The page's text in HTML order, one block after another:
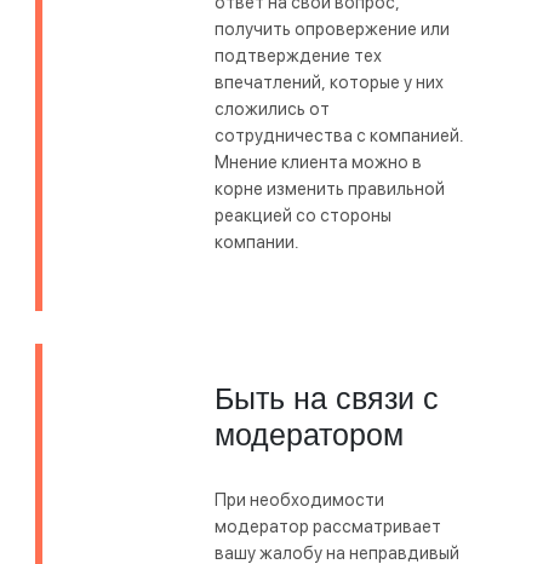
получить опровержение или
подтверждение тех
впечатлений, которые у них
сложились от
сотрудничества с компанией.
Мнение клиента можно в
корне изменить правильной
реакцией со стороны
компании.
Быть на связи с
модератором
При необходимости
модератор рассматривает
вашу жалобу на неправдивый